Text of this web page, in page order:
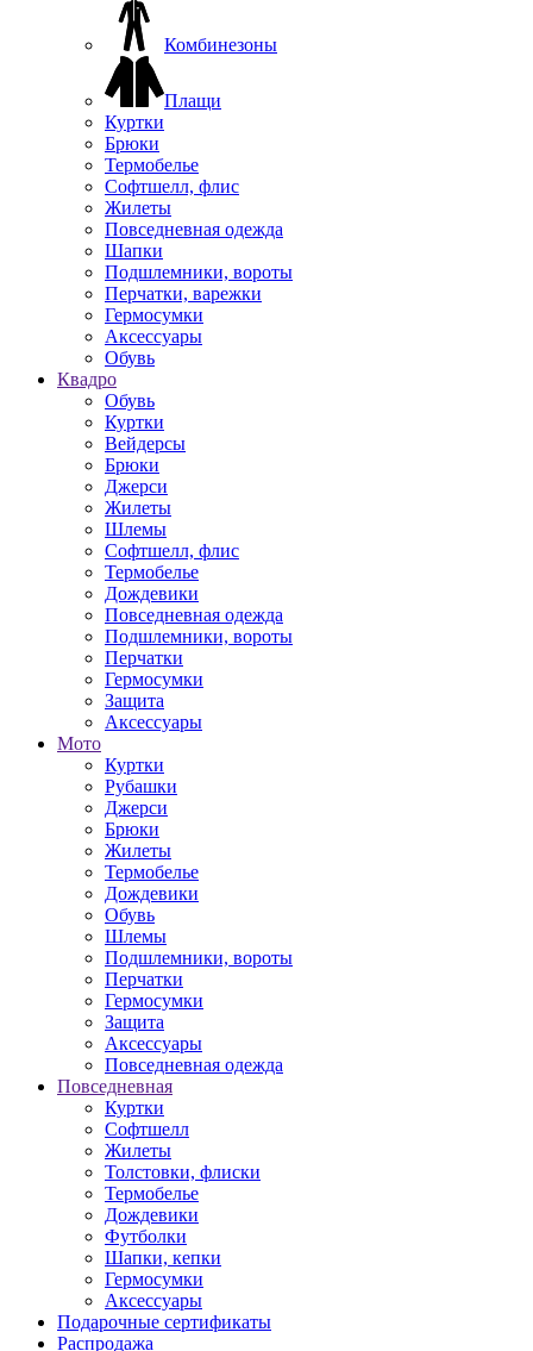
Комбинезоны
Плащи
Куртки
Брюки
Термобелье
Софтшелл, флис
Жилеты
Повседневная одежда
Шапки
Подшлемники, вороты
Перчатки, варежки
Гермосумки
Аксессуары
Обувь
Квадро
Обувь
Куртки
Вейдерсы
Брюки
Джерси
Жилеты
Шлемы
Софтшелл, флис
Термобелье
Дождевики
Повседневная одежда
Подшлемники, вороты
Перчатки
Гермосумки
Защита
Аксессуары
Мото
Куртки
Рубашки
Джерси
Брюки
Жилеты
Термобелье
Дождевики
Обувь
Шлемы
Подшлемники, вороты
Перчатки
Гермосумки
Защита
Аксессуары
Повседневная одежда
Повседневная
Куртки
Софтшелл
Жилеты
Толстовки, флиски
Термобелье
Дождевики
Футболки
Шапки, кепки
Гермосумки
Аксессуары
Подарочные сертификаты
Распродажа